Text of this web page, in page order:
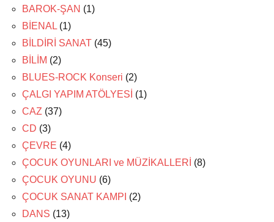
BAROK-ŞAN (1)
BİENAL (1)
BİLDİRİ SANAT (45)
BİLİM (2)
BLUES-ROCK Konseri (2)
ÇALGI YAPIM ATÖLYESİ (1)
CAZ (37)
CD (3)
ÇEVRE (4)
ÇOCUK OYUNLARI ve MÜZİKALLERİ (8)
ÇOCUK OYUNU (6)
ÇOCUK SANAT KAMPI (2)
DANS (13)